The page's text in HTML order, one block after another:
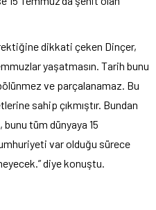
dikkati çeken Dinçer,
yaşatmasın. Tarih bunu
ve parçalanamaz. Bu
sahip çıkmıştır. Bundan
tüm dünyaya 15
var olduğu sürece
diye konuştu.